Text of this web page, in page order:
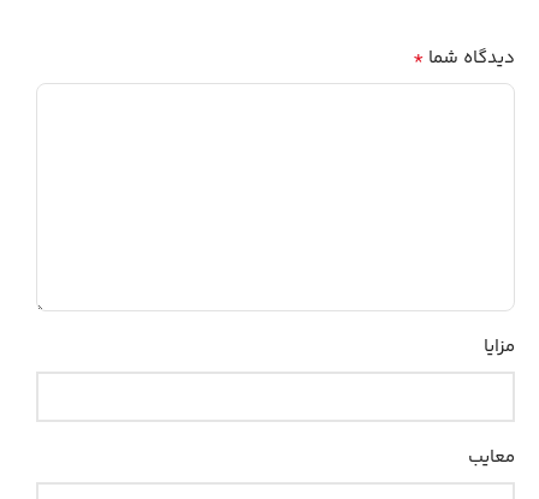
دیدگاه شما *
مزایا
معایب